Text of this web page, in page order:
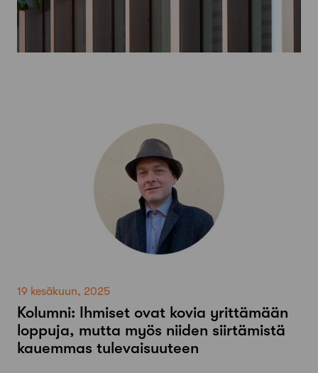
19 kesäkuun, 2025
Kolumni: Ihmiset ovat kovia yrittämään
loppuja, mutta myös niiden siirtämistä
kauemmas tulevaisuuteen